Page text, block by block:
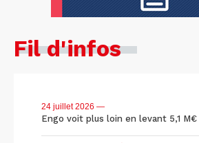
Fil d'infos
24 juillet 2026 —
Engo voit plus loin en levant 5,1 M€